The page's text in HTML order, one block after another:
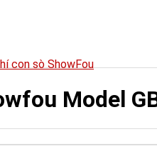
con sò ShowFou
Model